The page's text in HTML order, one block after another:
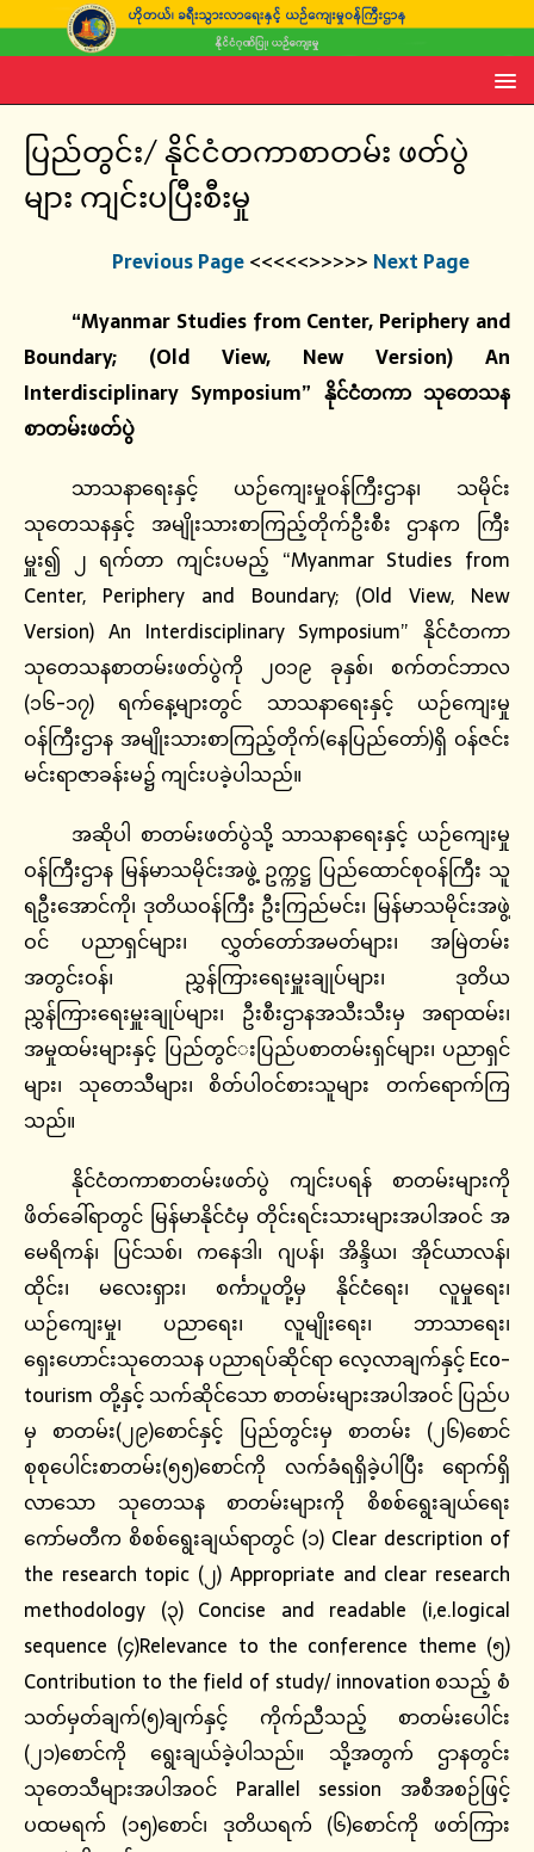
ပြည်တွင်း/ နိုင်ငံတကာစာတမ်း ဖတ်ပွဲ
များ ကျင်းပပြီးစီးမှု
Previous Page<<<<<>>>>> Next Page
“Myanmar Studies from Center, Periphery and
Boundary; (Old View, New Version) An
Interdisciplinary Symposium” နိုင်ငံတကာ သုတေသန
စာတမ်းဖတ်ပွဲ
သာသနာရေးနှင့် ယဉ်ကျေးမှုဝန်ကြီးဌာန၊ သမိုင်း
သုတေသနနှင့် အမျိုးသားစာကြည့်တိုက်ဦးစီး ဌာနက ကြီး
မှူး၍ ၂ ရက်တာ ကျင်းပမည့် “Myanmar Studies from
Center, Periphery and Boundary; (Old View, New
Version) An Interdisciplinary Symposium” နိုင်ငံတကာ
သုတေသနစာတမ်းဖတ်ပွဲကို ၂၀၁၉ ခုနှစ်၊ စက်တင်ဘာလ
(၁၆-၁၇) ရက်နေ့များတွင် သာသနာရေးနှင့် ယဉ်ကျေးမှု
ဝန်ကြီးဌာန အမျိုးသားစာကြည့်တိုက်(နေပြည်တော်)ရှိ ဝန်ဇင်း
မင်းရာဇာခန်းမ၌ ကျင်းပခဲ့ပါသည်‌။
အဆိုပါ စာတမ်းဖတ်ပွဲသို့ သာသနာရေးနှင့် ယဉ်ကျေးမှု
ဝန်ကြီးဌာန မြန်မာသမိုင်းအဖွဲ့ ဥက္ကဋ္ဌ ပြည်ထောင်စုဝန်ကြီး သူ
ရဦးအောင်ကို၊ ဒုတိယဝန်ကြီး ဦးကြည်မင်း၊ မြန်မာသမိုင်းအဖွဲ့
ဝင် ပညာရှင်များ၊ လွှတ်တော်အမတ်များ၊ အမြဲတမ်း
အတွင်းဝန်၊ ညွှန်ကြားရေးမှူးချုပ်များ၊ ဒုတိယ
ညွှန်ကြားရေးမှူးချုပ်များ၊ ဦးစီးဌာနအသီးသီးမှ အရာထမ်း၊
အမှုထမ်းများနှင့် ပြည်‌တွင်‌းပြည်ပစာတမ်းရှင်များ၊ ပညာရှင်
များ၊ သုတေသီများ၊ စိတ်ပါဝင်စားသူများ တက်ရောက်ကြ
သည်။
နိုင်ငံတကာစာတမ်းဖတ်ပွဲ ကျင်းပရန် စာတမ်းများကို
ဖိတ်ခေါ်ရာတွင် မြန်မာနိုင်ငံမှ တိုင်းရင်းသားများအပါအဝင် အ
မေရိကန်၊ ပြင်သစ်၊ ကနေဒါ၊ ဂျပန်၊ အိန္ဒိယ၊ အိုင်ယာလန်၊
ထိုင်း၊ မလေးရှား၊ စင်္ကာပူတို့မှ နိုင်ငံရေး၊ လူမှုရေး၊
ယဉ်ကျေးမှု၊ ပညာရေး၊ လူမျိုးရေး၊ ဘာသာရေး၊
ရှေးဟောင်းသုတေသန ပညာရပ်ဆိုင်ရာ လေ့လာချက်နှင့် Eco-
tourism တို့နှင့် သက်ဆိုင်သော စာတမ်းများအပါအဝင် ပြည်ပ
မှ စာတမ်း(၂၉)စောင်နှင့် ပြည်တွင်းမှ စာတမ်း (၂၆)စောင်
စုစုပေါင်းစာတမ်း(၅၅)စောင်ကို လက်ခံရရှိခဲ့ပါပြီး ရောက်ရှိ
လာသော သုတေသန စာတမ်းများကို စိစစ်ရွေးချယ်ရေး
ကော်မတီက စိစစ်ရွေးချယ်ရာတွင် (၁) Clear description of
the research topic (၂) Appropriate and clear research
methodology (၃) Concise and readable (i,e.logical
sequence (၄)Relevance to the conference theme (၅)
Contribution to the field of study/ innovation စသည့် စံ
သတ်မှတ်ချက်(၅)ချက်နှင့် ကိုက်ညီသည့် စာတမ်းပေါင်း
(၂၁)စောင်ကို ရွေးချယ်ခဲ့ပါသည်။ သို့အတွက် ဌာနတွင်း
သုတေသီများအပါအဝင် Parallel session အစီအစဉ်ဖြင့်
ပထမရက် (၁၅)စောင်၊ ဒုတိယရက် (၆)စောင်ကို ဖတ်ကြား